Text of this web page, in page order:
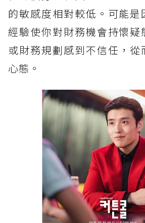
的敏感度相對較低。可能
經驗使你對財務機會持懷疑
或財務規劃感到不信任，從
心態。